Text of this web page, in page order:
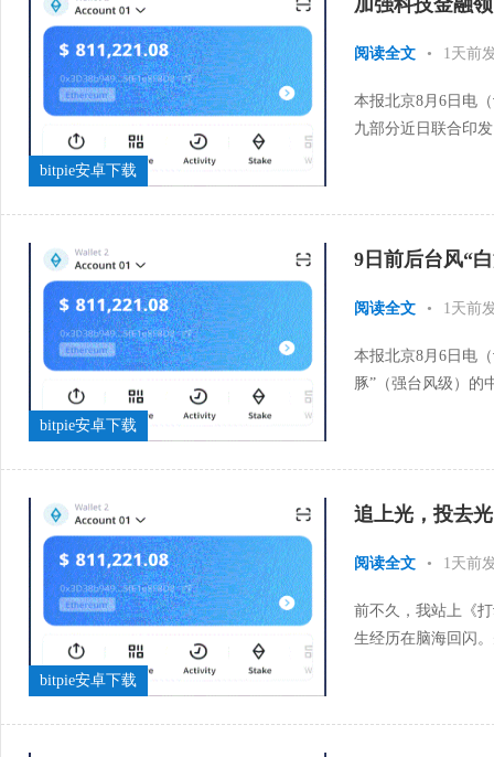
bitpie安卓下载
加强科技金融
阅读全文 • 1天前
本报北京8月6日电
九部分近日联合印
bitpie安卓下载
9日前后台风“
阅读全文 • 1天前
本报北京8月6日电
豚”（强台风级）的
bitpie安卓下载
追上光，投去
阅读全文 • 1天前
前不久，我站上《
生经历在脑海回闪